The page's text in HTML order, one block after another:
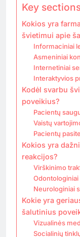
Key
Kokios yra
švietimui apie
Informaciniai
Asmeniniai
Internetiniai
Interaktyvios
Kodėl svarbu
poveikius?
Pacientų
Vaistų
Pacientų
Kokios yra
reakcijos?
Virškinimo
Neurologiniai
Kokie yra
šalutinius
Vizualinės
Socialinių